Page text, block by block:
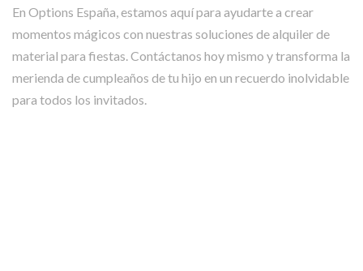
En Options España, estamos aquí para ayudarte a crear
momentos mágicos con nuestras soluciones de alquiler de
material para fiestas. Contáctanos hoy mismo y transforma la
merienda de cumpleaños de tu hijo en un recuerdo inolvidable
para todos los invitados.